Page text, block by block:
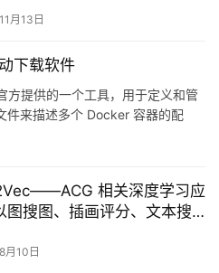
月13日
下载软件
提供的一个工具，用于定义和管
件来描述多个 Docker 容器的配
相关深度学习应
图搜图、插画评分、文本搜
月10日